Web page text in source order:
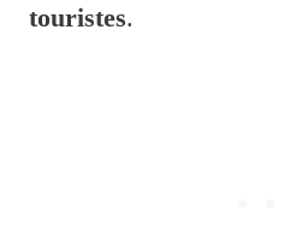
touristes.